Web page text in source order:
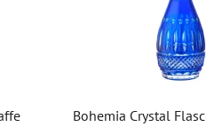
Bohemia Crystal